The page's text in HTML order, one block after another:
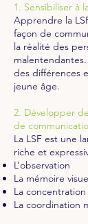
1. Sensibiliser à
Apprendre la
façon de
la réalité des
des différences
jeune âge.
2. Développer
de
La LSF est une
riche et
L’observation
La mémoire
La concentration
La coordination